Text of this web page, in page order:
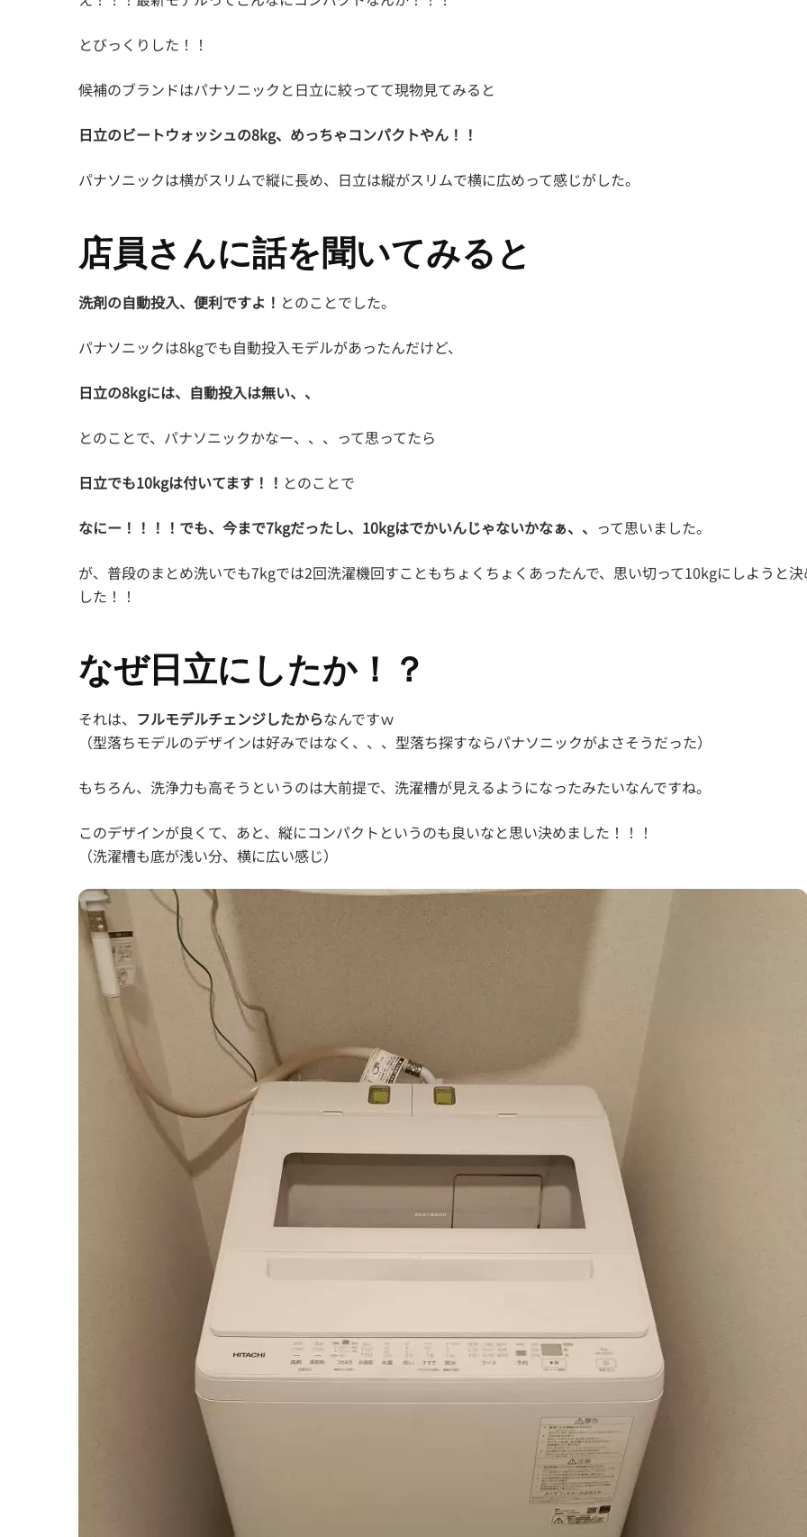
とびっくりした！！
候補のブランドはパナソニックと日立に絞ってて現物見てみると
日立のビートウォッシュの8kg、めっちゃコンパクトやん！！
パナソニックは横がスリムで縦に長め、日立は縦がスリムで横に広めって感じがした。
店員さんに話を聞いてみると
洗剤の自動投入、便利ですよ！ とのことでした。
パナソニックは8kgでも自動投入モデルがあったんだけど、
日立の8kgには、自動投入は無い、、
とのことで、パナソニックかなー、、、って思ってたら
日立でも10kgは付いてます！！ とのことで
なにー！！！！でも、今まで7kgだったし、10kgはでかいんじゃないかなぁ、、 って思いました。
が、普段のまとめ洗いでも7kgでは2回洗濯機回すこともちょくちょくあったんで、思い切って10kgにしようと
した！！
なぜ日立にしたか！？
それは、 フルモデルチェンジしたからなんですｗ
（型落ちモデルのデザインは好みではなく、、、型落ち探すならパナソニックがよさそうだった）
もちろん、洗浄力も高そうというのは大前提で、洗濯槽が見えるようになったみたいなんですね。
このデザインが良くて、あと、縦にコンパクトというのも良いなと思い決めました！！！
（洗濯槽も底が浅い分、横に広い感じ）